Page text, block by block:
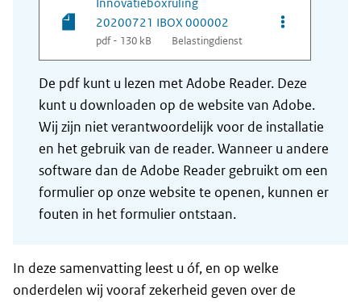
20200721 IBOX 000002
pdf - 130 kB Belastingdienst
Opties van
De pdf kunt u lezen met Adobe Reader. Deze
kunt u downloaden op de website van Adobe.
Wij zijn niet verantwoordelijk voor de installatie
en het gebruik van de reader. Wanneer u andere
software dan de Adobe Reader gebruikt om een
formulier op onze website te openen, kunnen er
fouten in het formulier ontstaan.
In deze samenvatting leest u óf, en op welke
onderdelen wij vooraf zekerheid geven over de